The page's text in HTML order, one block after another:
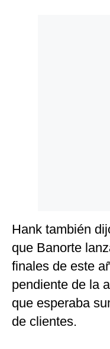
Hank también
que Banorte
finales de este
pendiente de la
que esperaba
de clientes.